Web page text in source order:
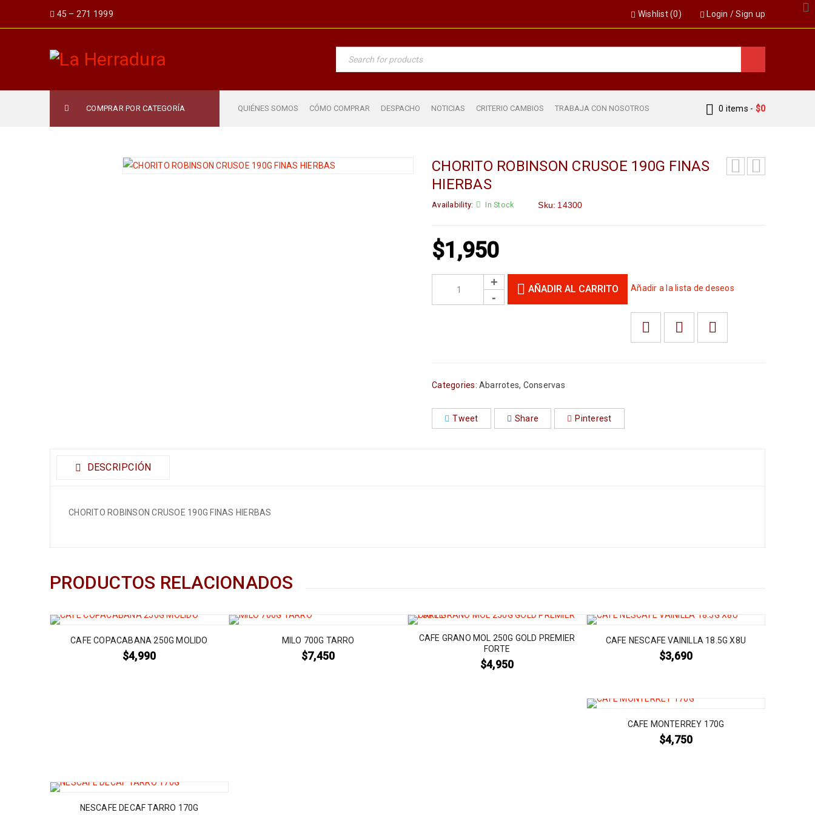
45 – 271 1999 Login /Sign up
Wishlist (0)
COMPRAR POR CATEGORÍA QUIÉNES SOMOS CÓMO COMPRAR DESPACHO NOTICIAS CRITERIO CAMBIOS TRABAJA CON NOSOTROS 0 items - $0
CHORITO ROBINSON CRUSOE 190G FINAS
HIERBAS
Availability: In Stock Sku: 14300
$1,950
AÑADIR AL CARRITO Añadir a la lista de deseos
Categories: Abarrotes, Conservas
Tweet Share Pinterest
DESCRIPCIÓN
CHORITO ROBINSON CRUSOE 190G FINAS HIERBAS
PRODUCTOS RELACIONADOS
CAFE COPACABANA 250G MOLIDO
$4,990
MILO 700G TARRO
$7,450
CAFE GRANO MOL 250G GOLD PREMIER
FORTE
$4,950
CAFE NESCAFE VAINILLA 18.5G X8U
$3,690
CAFE MONTERREY 170G
$4,750
NESCAFE DECAF TARRO 170G